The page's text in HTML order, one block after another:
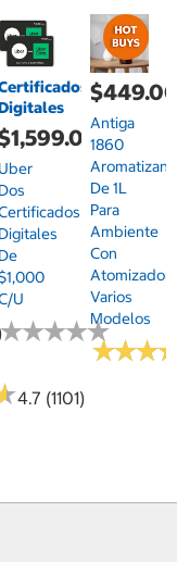
4.7 (1101)
Uber
Dos
Digitales
De
u
★★★★
★★★★
Antiga
1860
De 1L
Para
Ambiente
Con
Atomizador,
Varios
Modelos
★★★
★★★